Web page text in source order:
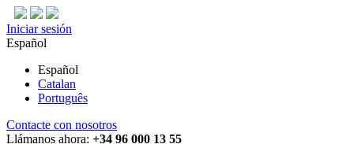
Iniciar sesión
Español
Español
Catalan
Português
Contacte con nosotros
Llámanos ahora: +34 96 000 13 55